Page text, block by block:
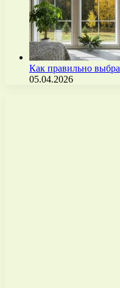
Как правильно
05.04.2026